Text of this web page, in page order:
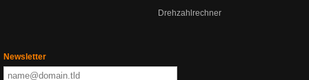
Drehzahlrechner
Newsletter